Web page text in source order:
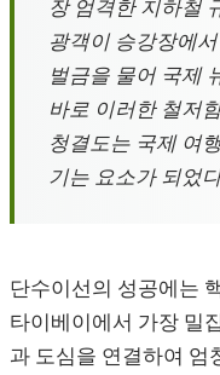
장 엄격한 지하철
광객이 승강장에
벌금을 물어 국제
바로 이러한 철저
청결도는 국제 여
기는 요소가 되었
단수이선의 성공에는
타이베이에서 가장 밀
과 도심을 연결하여 엄